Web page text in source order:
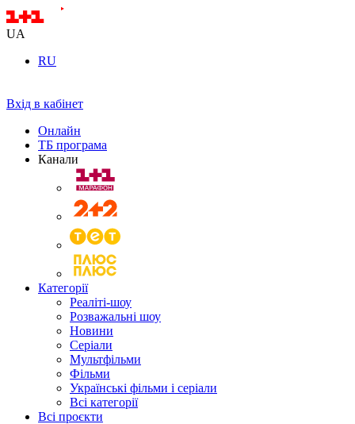
UA
RU
Вхід в кабінет
Онлайн
ТБ програма
Канали
Категорії
Реаліті-шоу
Розважальні шоу
Новини
Серіали
Мультфільми
Фільми
Українські фільми і серіали
Всі категорії
Всі проєкти